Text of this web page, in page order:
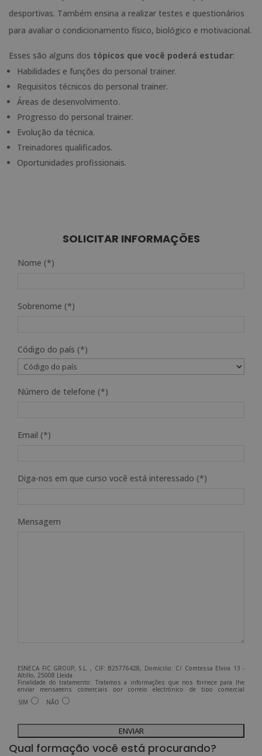
desportivas. Também ensina a realizar testes e questionários
para avaliar o condicionamento físico, biológico e motivacional.
Esses são alguns dos tópicos que você poderá estudar:
Habilidades e funções do personal trainer.
Requisitos técnicos do personal trainer.
Áreas de desenvolvimento.
Progresso do personal trainer.
Evolução da técnica.
Treinadores qualificados.
Oportunidades profissionais.
SOLICITAR INFORMAÇÕES
Nome (*)
Sobrenome (*)
Código do país (*)
Número de telefone (*)
Email (*)
Diga-nos em que curso você está interessado (*)
Mensagem
ESNECA FIC GROUP, S.L. , CIF: B25776428, Domicilio: C/ Comtessa Elvira 13 -
Altillo, 25008 Lleida.
Finalidade do tratamento: Tratamos a informações que nos fornece para lhe
enviar mensagens comerciais por correio electrónico de tipo comercial
relacionadas com os produtos oferecidos e outros produtos que possam ser do
seu interesse.
contactando-nos para o endereço admin@grupoesneca.com.
Para mais informações, consulte a nossa Política de Privacidade.
Deseja receber informação comercial (por telefone e/ou correio electrónico):
SIM NÃO
A
l
Qual formação você está procurando?